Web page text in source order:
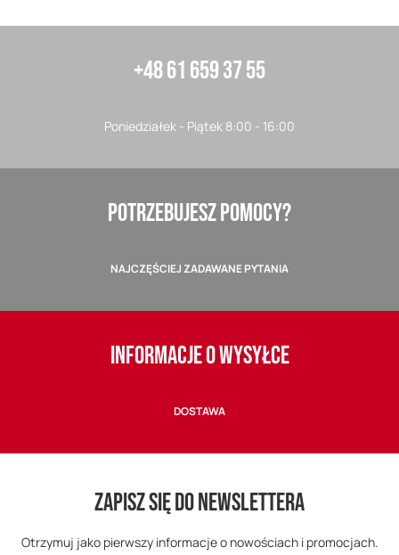
+48 61 659 37 55
Poniedziałek - Piątek 8:00 - 16:00
POTRZEBUJESZ POMOCY?
NAJCZĘŚCIEJ ZADAWANE PYTANIA
INFORMACJE O WYSYŁCE
DOSTAWA
ZAPISZ SIĘ DO NEWSLETTERA
Otrzymuj jako pierwszy informacje o nowościach i promocjach.